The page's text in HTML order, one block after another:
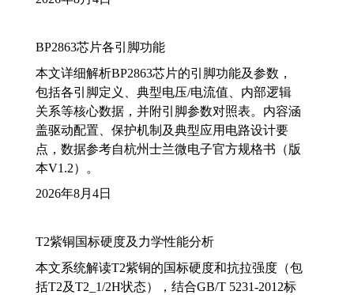
BP2863芯片各引脚功能
本文详细解析BP2863芯片的引脚功能及参数，
包括各引脚定义、典型电压/电流值、内部逻辑
关系等核心数据，并附引脚参数对照表。内容涵
盖驱动配置、保护机制及典型应用电路设计要
点，数据参考自杭州士兰微电子官方规格书（版
本V1.2）。
2026年8月4日
T2紫铜国标硬度及力学性能分析
本文系统解读T2紫铜的国标硬度和抗拉强度（包
括T2及T2_1/2H状态），结合GB/T 5231-2012标